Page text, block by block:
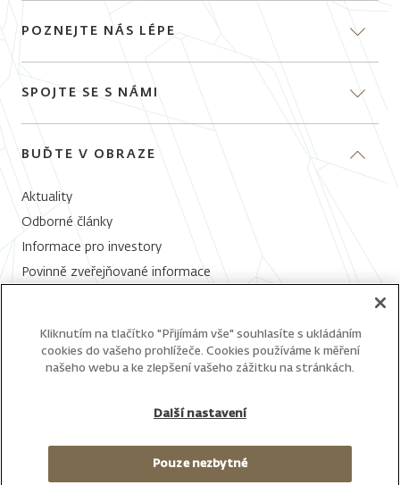
Fondy
O investování
Poradna
POZNEJTE NÁS LÉPE
Naši odborníci
Distributoři
J&T Banka
SPOJTE SE S NÁMI
Středa 13:00 - 16:00
+420 800 149 172
info@jtis.cz
Všechny kontakty
BUĎTE V OBRAZE
Aktuality
Odborné články
Informace pro investory
Povinně zveřejňované informace
Váš email
Kliknutím na tlačítko "Přijímám vše" souhlasíte s ukládáním
cookies do vašeho prohlížeče. Cookies používáme k měření
našeho webu a ke zlepšení vašeho zážitku na stránkách.
Další nastavení
Pouze nezbytné